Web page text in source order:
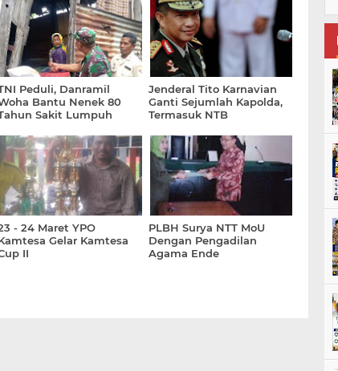
Peduli, Danramil
Bantu Nenek 80
Sakit Lumpuh
Jenderal Tito Karnavian
Ganti Sejumlah Kapolda,
Termasuk NTB
- 24 Maret YPO
Gelar Kamtesa
II
PLBH Surya NTT MoU
Dengan Pengadilan
Agama Ende